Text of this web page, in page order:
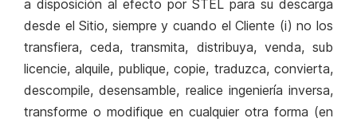
a disposición al efecto por STEL para su descarga
desde el Sitio, siempre y cuando el Cliente (i) no los
transfiera, ceda, transmita, distribuya, venda, sub
licencie, alquile, publique, copie, traduzca, convierta,
descompile, desensamble, realice ingeniería inversa,
transforme o modifique en cualquier otra forma (en